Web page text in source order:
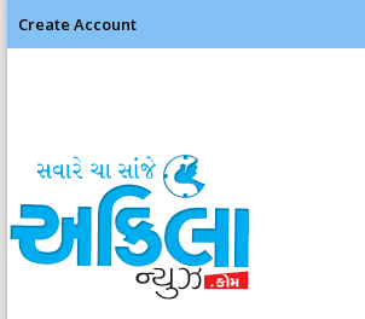
Create Account